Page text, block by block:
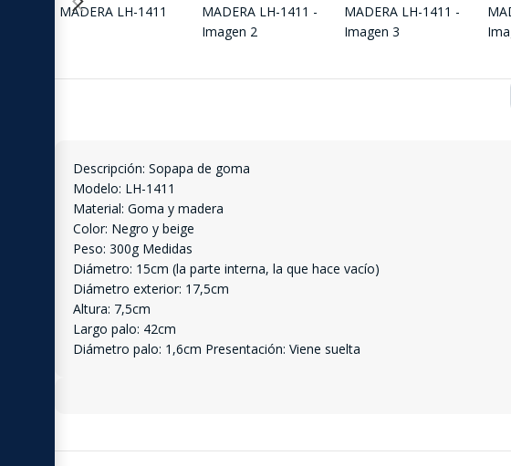
Descripción: Sopapa de goma
Modelo: LH-1411
Material: Goma y madera
Color: Negro y beige
Peso: 300g Medidas
Diámetro: 15cm (la parte interna, la que hace vacío)
Diámetro exterior: 17,5cm
Altura: 7,5cm
Largo palo: 42cm
Diámetro palo: 1,6cm Presentación: Viene suelta